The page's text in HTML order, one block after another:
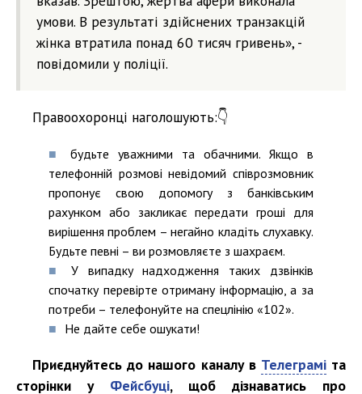
умови. В результаті здійснених транзакцій
жінка втратила понад 60 тисяч гривень», -
повідомили у поліції.
Правоохоронці наголошують:👇
будьте уважними та обачними. Якщо в
телефонній розмові невідомий співрозмовник
пропонує свою допомогу з банківським
рахунком або закликає передати гроші для
вирішення проблем – негайно кладіть слухавку.
Будьте певні – ви розмовляєте з шахраєм.
У випадку надходження таких дзвінків
спочатку перевірте отриману інформацію, а за
потреби – телефонуйте на спецлінію «102».
Не дайте себе ошукати!
Приєднуйтесь до нашого каналу в Телеграміта
сторінки у Фейсбуці, щоб дізнаватись про